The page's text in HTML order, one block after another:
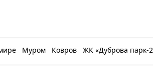
Муром Ковров ЖК «Дуброва парк-